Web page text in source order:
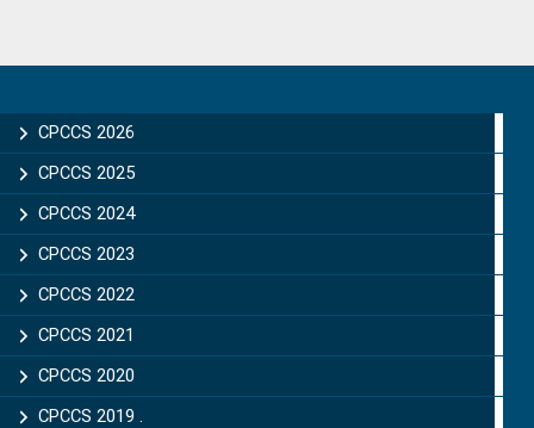
Sidebar
CPCCS 2026
CPCCS 2025
CPCCS 2024
CPCCS 2023
CPCCS 2022
CPCCS 2021
CPCCS 2020
CPCCS 2019 .